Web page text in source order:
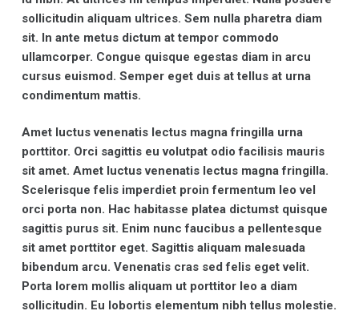
sollicitudin aliquam ultrices. Sem nulla pharetra diam
sit. In ante metus dictum at tempor commodo
ullamcorper. Congue quisque egestas diam in arcu
cursus euismod. Semper eget duis at tellus at urna
condimentum mattis.
Amet luctus venenatis lectus magna fringilla urna
porttitor. Orci sagittis eu volutpat odio facilisis mauris
sit amet. Amet luctus venenatis lectus magna fringilla.
Scelerisque felis imperdiet proin fermentum leo vel
orci porta non. Hac habitasse platea dictumst quisque
sagittis purus sit. Enim nunc faucibus a pellentesque
sit amet porttitor eget. Sagittis aliquam malesuada
bibendum arcu. Venenatis cras sed felis eget velit.
Porta lorem mollis aliquam ut porttitor leo a diam
sollicitudin. Eu lobortis elementum nibh tellus molestie.